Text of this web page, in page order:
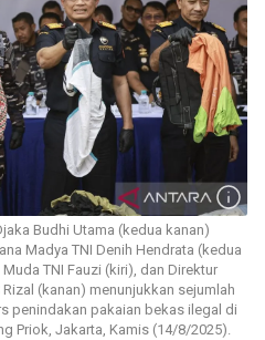
Budhi Utama (kedua kanan)
Madya TNI Denih Hendrata (kedua
TNI Fauzi (kiri), dan Direktur
(kanan) menunjukkan sejumlah
penindakan pakaian bekas ilegal di
Priok, Jakarta, Kamis (14/8/2025).